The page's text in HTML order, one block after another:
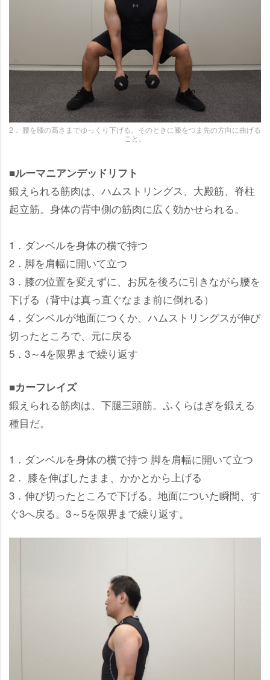
2． 腰を膝の高さまでゆっくり下げる。そのときに膝をつま先の方向に曲げる
こと。
■ルーマニアンデッドリフト
鍛えられる筋肉は、ハムストリングス、大殿筋、脊柱
起立筋。身体の背中側の筋肉に広く効かせられる。
1．ダンベルを身体の横で持つ
2．脚を肩幅に開いて立つ
3．膝の位置を変えずに、お尻を後ろに引きながら腰を
下げる（背中は真っ直ぐなまま前に倒れる）
4．ダンベルが地面につくか、ハムストリングスが伸び
切ったところで、元に戻る
5．3～4を限界まで繰り返す
■カーフレイズ
鍛えられる筋肉は、下腿三頭筋。ふくらはぎを鍛える
種目だ。
1．ダンベルを身体の横で持つ 脚を肩幅に開いて立つ
2． 膝を伸ばしたまま、かかとから上げる
3．伸び切ったところで下げる。地面についた瞬間、す
ぐ3へ戻る。3～5を限界まで繰り返す。